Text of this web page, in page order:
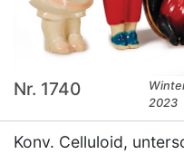
Nr. 1740
2023
Konv. Celluloid,